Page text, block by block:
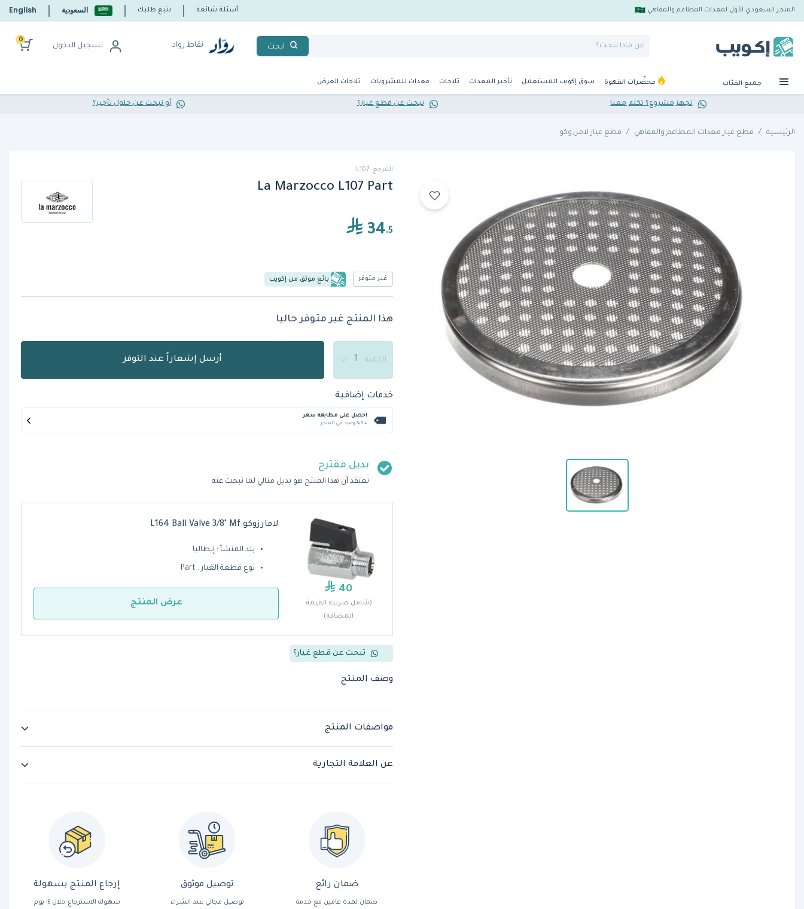
المتجر السعودي الأول لمعدات المطاعم والمقاهي أسئلة شائعة تتبع طلبك السعودية English
ابحث نقاط رواد تسجيل الدخول
0
جميع الفئات محضِّرات القهوة سوق إكويب المستعمل تأجير المعدات ثلاجات معدات للمشروبات ثلاجات العرض
تجهز مشروع؟ تكلم معنا تبحث عن قطع غيار؟ أو تبحث عن حلول تأجير؟
الرئيسية قطع غيار معدات المطاعم والمقاهي قطع غيار لامرزوكو
المرجع: L107
La Marzocco L107 Part
34.5
غير متوفر بائع موثق من إكويب
هذا المنتج غير متوفر حاليا
الكمية أرسل إشعاراً عند التوفر
خدمات إضافية
احصل على مطابقة سعر
+ %5 رصيد في المتجر
بديل مقترح
نعتقد أن هذا المنتج هو بديل مثالي لما تبحث عنه
40
(شامل ضريبة القيمة
المضافة)
لامارزوكو L164 Ball Valve 3/8" Mf
بلد المنشأ : إيطاليا
نوع قطعة الغيار : Part
عرض المنتج
تبحث عن قطع غيار؟
وصف المنتج
مواصفات المنتج
عن العلامة التجارية
ضمان رائع
ضمان لمدة عامين مع خدمة
توصيل موثوق
توصيل مجاني عند الشراء
إرجاع المنتج بسهولة
سهولة الاسترجاع خلال ١٤ يوم